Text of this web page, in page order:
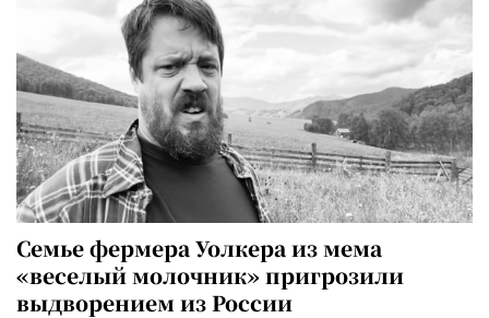
Семье фермера Уолкера из мема
«веселый молочник» пригрозили
выдворением из России